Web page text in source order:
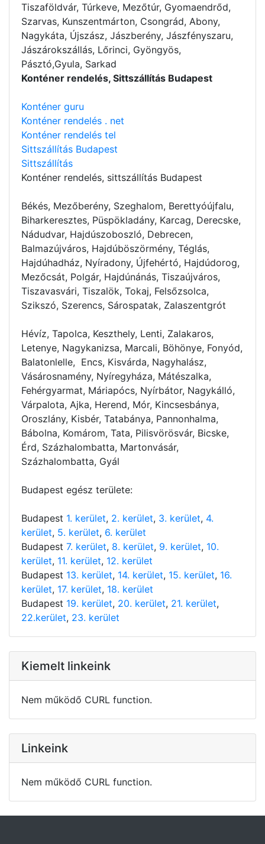
Tiszaföldvár, Túrkeve, Mezőtúr, Gyomaendrőd,
Szarvas, Kunszentmárton, Csongrád, Abony,
Nagykáta, Újszász, Jászberény, Jászfényszaru,
Jászárokszállás, Lőrinci, Gyöngyös,
Pásztó,Gyula, Sarkad
Konténer rendelés, Sittszállítás Budapest
Konténer guru
Konténer rendelés . net
Konténer rendelés tel
Sittszállítás Budapest
Sittszállítás
Konténer rendelés, sittszállítás Budapest
Békés, Mezőberény, Szeghalom, Berettyóújfalu,
Biharkeresztes, Püspökladány, Karcag, Derecske,
Nádudvar, Hajdúszoboszló, Debrecen,
Balmazújváros, Hajdúböszörmény, Téglás,
Hajdúhadház, Nyíradony, Újfehértó, Hajdúdorog,
Mezőcsát, Polgár, Hajdúnánás, Tiszaújváros,
Tiszavasvári, Tiszalök, Tokaj, Felsőzsolca,
Szikszó, Szerencs, Sárospatak, Zalaszentgrót
Hévíz, Tapolca, Keszthely, Lenti, Zalakaros,
Letenye, Nagykanizsa, Marcali, Böhönye, Fonyód,
Balatonlelle, Encs, Kisvárda, Nagyhalász,
Vásárosnamény, Nyíregyháza, Mátészalka,
Fehérgyarmat, Máriapócs, Nyírbátor, Nagykálló,
Várpalota, Ajka, Herend, Mór, Kincsesbánya,
Oroszlány, Kisbér, Tatabánya, Pannonhalma,
Bábolna, Komárom, Tata, Pilisvörösvár, Bicske,
Érd, Százhalombatta, Martonvásár,
Százhalombatta, Gyál
Budapest egész területe:
Budapest 1. kerület, 2. kerület, 3. kerület, 4.
kerület, 5. kerület, 6. kerület
Budapest 7. kerület, 8. kerület, 9. kerület, 10.
kerület, 11. kerület, 12. kerület
Budapest 13. kerület, 14. kerület, 15. kerület, 16.
kerület, 17. kerület, 18. kerület
Budapest 19. kerület, 20. kerület, 21. kerület,
22.kerület, 23. kerület
Kiemelt linkeink
Nem működő CURL function.
Linkeink
Nem működő CURL function.